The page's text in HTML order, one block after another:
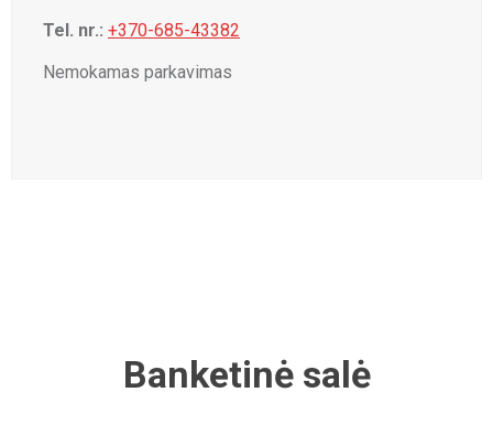
Tel. nr.: +370-685-43382
Nemokamas parkavimas
Banketinė salė